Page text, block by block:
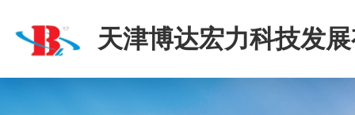
天津博达宏力科技发